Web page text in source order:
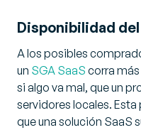
Disponibilidad
A los posibles
un SGA SaaS corra
si algo va mal, que un
servidores locales.
que una solución SaaS